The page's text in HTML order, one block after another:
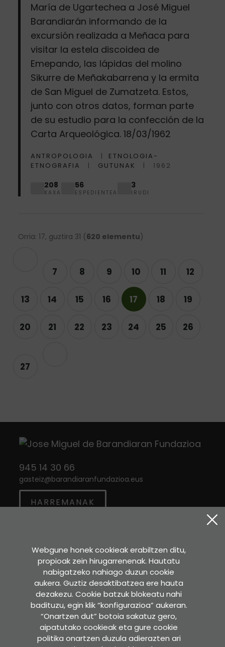
María de Ugartechea a José Miguel
Barandiarán informando de la
excursión realizada a Meñaca para
visitar la estela discoidea de
Emepando, las lápidas del molino
Sikurre de Meñakabarrena y la ermita
de San Miguel de Zumatzeta. Estos,
junto con otros datos, forman parte
de su estudio para la confección de la
Carta Arqueológica. 18/03/1962
ANTROPOLOGIA
ETNOLOGIA-
ETNOGRAFIA
GUTUNAK 1962
208
KAXA
56
ESPEDIENTEA
3
IRUDI
Orria: 17, guztira 31 (620 elementu)
7
8 9 10 11 12
13 14 15 16 17 18 19
20 21 22 23 24 25 26
27
945 14 30 66
gasteiz@barandiaranfundazioa.eus
HARREMANAK
Sara Etxea
Murkondo Auzoa, 4
20211 ATAUN (Gipuzkoa)
GOOGLE MAPS-EN IKUSI
Idazkaritza
Pedro Asua , 2 - 2. solairua.
Webgune honek cookieak erabiltzen ditu,
propioak zein hirugarrenenak. Hautatu
nabigatzeko nahiago duzun cookie
aukera. Guztiz desaktibatzea ere hauta
dezakezu. Cookie batzuk blokeatu nahi
badituzu, egin klik “konfigurazioa” aukeran.
“Onartzen dut” botoia sakatuz gero,
aipatutako cookieak eta gure cookie
politika onartzen duzula adierazten ari